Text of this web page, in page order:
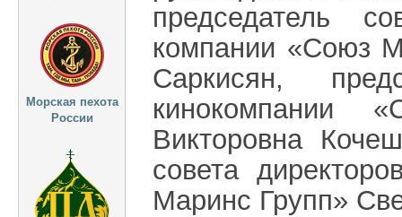
председатель
компании «Союз
Саркисян,
кинокомпании
Викторовна
совета
Маринс Групп»
Морская пехота
России